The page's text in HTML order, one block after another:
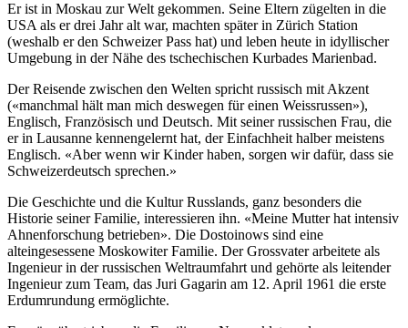
Er ist in Moskau zur Welt gekommen. Seine Eltern zügelten in die
USA als er drei Jahr alt war, machten später in Zürich Station
(weshalb er den Schweizer Pass hat) und leben heute in idyllischer
Umgebung in der Nähe des tschechischen Kurbades Marienbad.
Der Reisende zwischen den Welten spricht russisch mit Akzent
(«manchmal hält man mich deswegen für einen Weissrussen»),
Englisch, Französisch und Deutsch. Mit seiner russischen Frau, die
er in Lausanne kennengelernt hat, der Einfachheit halber meistens
Englisch. «Aber wenn wir Kinder haben, sorgen wir dafür, dass sie
Schweizerdeutsch sprechen.»
Die Geschichte und die Kultur Russlands, ganz besonders die
Historie seiner Familie, interessieren ihn. «Meine Mutter hat intensiv
Ahnenforschung betrieben». Die Dostoinows sind eine
alteingesessene Moskowiter Familie. Der Grossvater arbeitete als
Ingenieur in der russischen Weltraumfahrt und gehörte als leitender
Ingenieur zum Team, das Juri Gagarin am 12. April 1961 die erste
Erdumrundung ermöglichte.